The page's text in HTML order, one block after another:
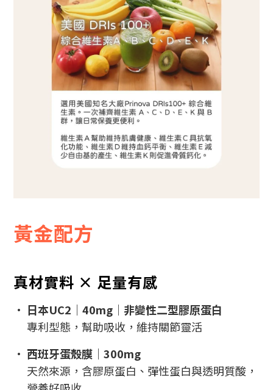
黃金配方
真材實料 × 足量有感
• 日本UC2｜40mg｜非變性二型膠原蛋白
專利型態，幫助吸收，維持關節靈活
• 西班牙蛋殼膜｜300mg
天然來源，含膠原蛋白、彈性蛋白與透明質酸，